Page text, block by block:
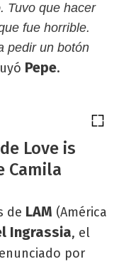
Tuvo que hacer
fue horrible.
pedir un botón
Pepe.
Love is
Camila
de LAM (América
Ingrassia, el
por